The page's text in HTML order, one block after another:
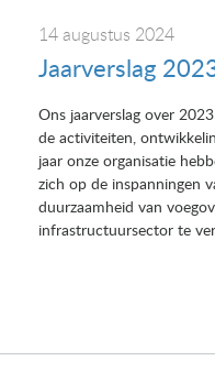
14 augustus 2024
Jaarverslag
Ons jaarverslag over
de activiteiten,
jaar onze organisatie
zich op de inspanningen
duurzaamheid van
infrastructuursector te